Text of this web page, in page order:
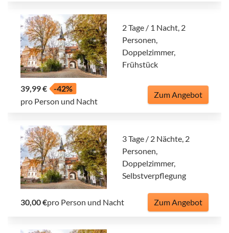
2 Tage / 1 Nacht, 2
Personen,
Doppelzimmer,
Frühstück
39,99 €
-42%
pro Person und Nacht
Zum Angebot
3 Tage / 2 Nächte, 2
Personen,
Doppelzimmer,
Selbstverpflegung
30,00 €pro Person und Nacht Zum Angebot